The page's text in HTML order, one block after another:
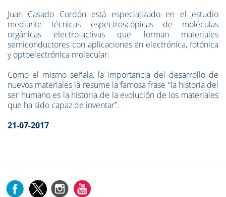
Juan Casado Cordón está especializado en el estudio
mediante técnicas espectroscópicas de moléculas
orgánicas electro-activas que forman materiales
semiconductores con aplicaciones en electrónica, fotónica
y optoelectrónica molecular.
Como el mismo señala, la importancia del desarrollo de
nuevos materiales la resume la famosa frase “la historia del
ser humano es la historia de la evolución de los materiales
que ha sido capaz de inventar”.
21-07-2017